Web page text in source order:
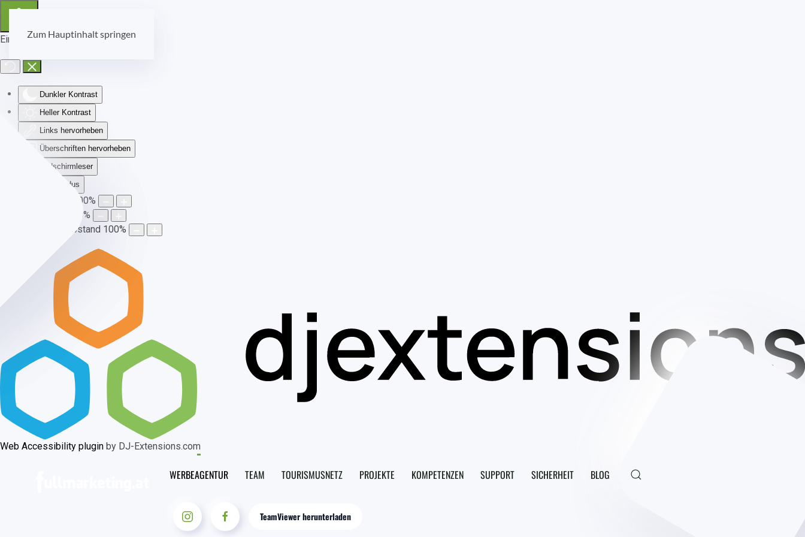
Eingabehilfen öffnen
Dunkler Kontrast
Heller Kontrast
Links hervorheben
Überschriften hervorheben
Bildschirmleser
Lesemodus
100%
100%
Buchstabenabstand 100%
Web Accessibility plugin by DJ-Extensions.com
Zum Hauptinhalt springen
WERBEAGENTUR TEAM TOURISMUSNETZ PROJEKTE KOMPETENZEN SUPPORT SICHERHEIT BLOG
TeamViewer herunterladen